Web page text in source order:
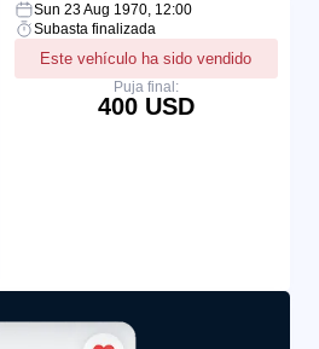
Sun 23 Aug 1970, 12:00
Subasta finalizada
Este vehículo ha sido vendido
Puja final:
400 USD